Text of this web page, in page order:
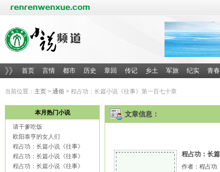
首页 言情 都市 历史 章回 传记 乡土 军旅 纪实 青春
当前位置： 主页 > 通俗 > 程占功：长篇小说《往事》第一百七十章
本月热门小说
请干爹吃饭
欧阳泰亨的女人们
程占功：长篇小说《往事》
程占功：长篇小说《往事》
程占功：长篇小说《往事》
文章信息：
程占功：长
作者：程占功